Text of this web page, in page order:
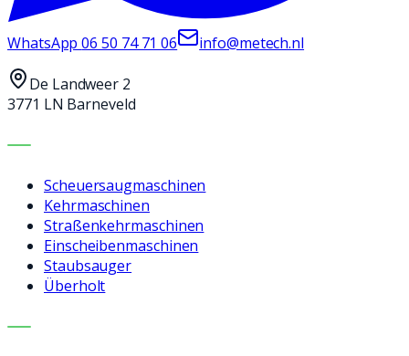
WhatsApp06 50 74 71 06 info@metech.nl
De Landweer 2
3771 LN Barneveld
MASCHINEN
Scheuersaugmaschinen
Kehrmaschinen
Straßenkehrmaschinen
Einscheibenmaschinen
Staubsauger
Überholt
LEISTUNGEN